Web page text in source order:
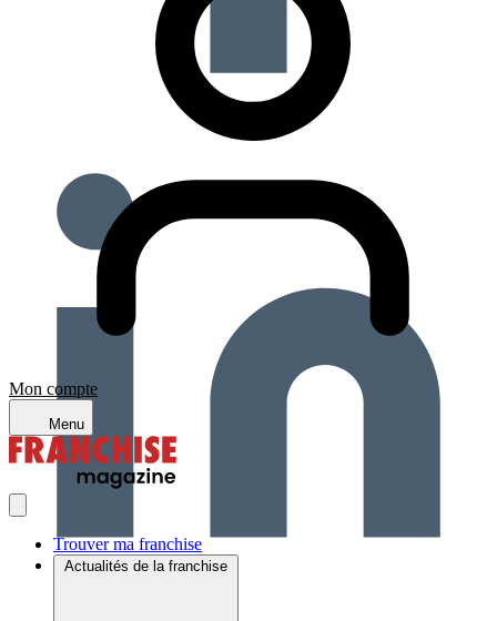
Mon compte
Menu
Trouver ma franchise
Actualités de la franchise